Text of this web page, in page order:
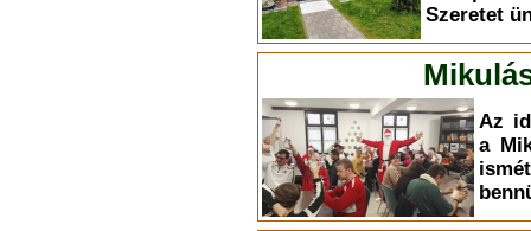
Szeretet
Az
a